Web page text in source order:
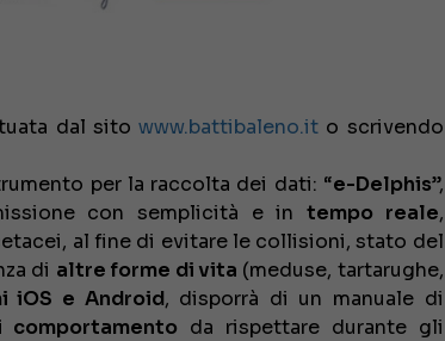
dal sitowww.battibaleno.it o scrivendo
per la raccolta dei dati: “e-Delphis”,
con semplicità e intempo reale,
al fine di evitare le collisioni, stato del
di altre forme di vita (meduse, tartarughe,
iOS e Android, disporrà di un manuale di
da rispettare durante gli